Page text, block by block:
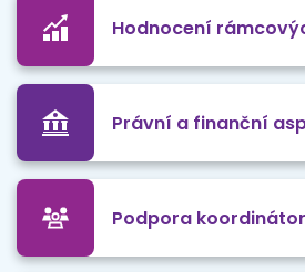
Hodnocení
Právní a finanční
Podpora